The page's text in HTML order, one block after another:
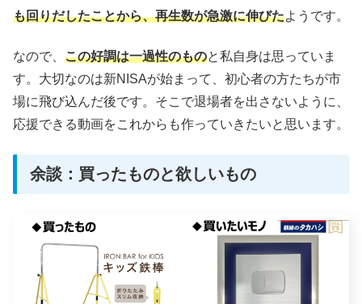
も回りだしたことから、再生数が急激に伸びたようです。
なので、 この好調は一過性のものと私自身は思っていま
す。大切なのは新NISAが始まって、初心者の方たちが市
場に飛び込んだ後です。そこで退場者を出さないように、
応援できる動画をこれからも作っていきたいと思います。
余談：買ったものと欲しいもの